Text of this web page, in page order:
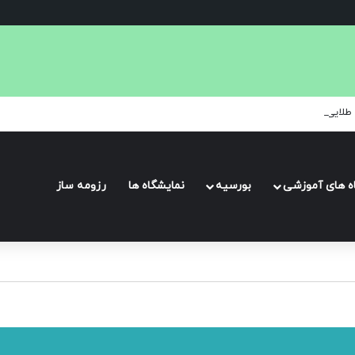
بزرگ‌ترین مسابقه بین‌المللی هنر و عکاسی حیات وحش
های آموزشی بورسیه نمایشگاه ها رزومه ساز